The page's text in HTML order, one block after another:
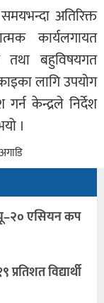
अतिरिक्त
कार्यलगायत
तथा बहुविषयगत
लागि उपयोग
केन्द्रले निर्देश
।
एसियन कप
विद्यार्थी